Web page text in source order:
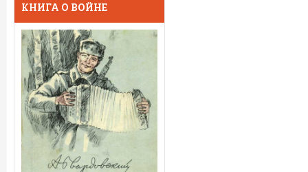
КНИГА О ВОЙНЕ